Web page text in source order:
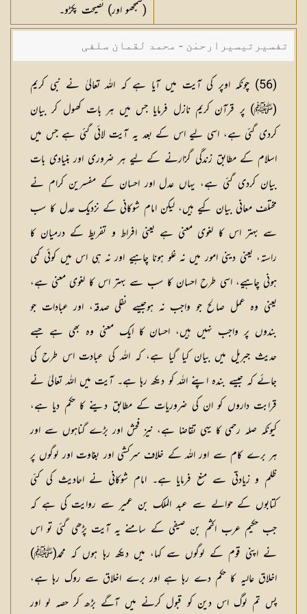
(سمجھو اور) نصیحت پکڑو۔
تفسیرتیسیرارحمٰن - محمد لقمان سلفی
(
56) چونکہ اوپر کی آیت میں آیا ہے کہ اللہ تعالیٰ نے نبی کریم
(ﷺ) پر قرآن کریم نازل فرمایا جس میں ہر بات کھول کر بیان
کردی گئی ہے، اسی لیے اس کے بعد یہ آیت لائی گئی ہے جس میں
اسلام کے مطابق زندگی گزارنے کے لیے ہر ضروری اور بنیادی بات
بیان کردی گئی ہے، یہاں عدل اور احسان کے مفسرین کرام نے
مختلف معانی بیان کیے ہیں، لیکن امام شوکانی کے نزدیک عدل کا سب
سے بہتر اس کا لغوی معنی ہے یعنی افراط و تفریط کے درمیان کا
راستہ، یعنی دینی امور میں نہ غلو ہونا چاہیے اور نہ ہی اس میں کوئی کمی
ہونی چاہیے، اسی طرح احسان کا سب سے بہتر اس کا لغوی معنی ہے،
یعنی وہ عمل صالح جو واجب نہ ہوجیسے نفلی صدقہ، اور عبادات جو
بندوں پر واجب نہیں ہیں، احسان کا ایک معنی وہ بھی ہے جسے
حدیث جبریل میں بیان کیا گیا ہے، کہ اللہ کی عبادت اس طرح کی
جائے کہ جیسے بندہ اپنے اللہ کو دیکھ رہا ہے۔ آیت میں اللہ تعالیٰ نے
قرابت داروں کو ان کی ضروریات کے مطابق دینے کا حکم دیا ہے،
کیونکہ صلہ رحمی کا یہی تقاضا ہے، نیز فحش اور بڑے گناہوں سے اور
ہر برے کام سے اور اللہ کے خلاف سرکشی اور بغاوت اور لوگوں پر
ظلم و زیادتی سے منع فرمایا ہے۔ امام شوکانی نے احادیث کی کئی
کتابوں کے حوالے سے عبد الملک بن عمیر سے روایت کی ہے کہ
جب حکیم عرب اکثم بن صیفی کے سامنے یہ آیت پڑھی گئی تو اس
نے اپنی قوم کے لوگوں سے کہا، میں دیکھ رہا ہوں کہ محمد(ﷺ)
اخلاق عالیہ کا حکم دے رہا ہے اور برے اخلاق سے روک رہا ہے،
پس تم لوگ اس دین کو قبول کرنے میں آگے بڑھ کر حصہ لو اور